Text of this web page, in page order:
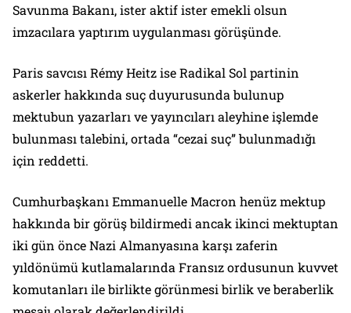
Savunma Bakanı, ister aktif ister emekli olsun
imzacılara yaptırım uygulanması görüşünde.
Paris savcısı Rémy Heitz ise Radikal Sol partinin
askerler hakkında suç duyurusunda bulunup
mektubun yazarları ve yayıncıları aleyhine işlemde
bulunması talebini, ortada “cezai suç” bulunmadığı
için reddetti.
Cumhurbaşkanı Emmanuelle Macron henüz mektup
hakkında bir görüş bildirmedi ancak ikinci mektuptan
iki gün önce Nazi Almanyasına karşı zaferin
yıldönümü kutlamalarında Fransız ordusunun kuvvet
komutanları ile birlikte görünmesi birlik ve beraberlik